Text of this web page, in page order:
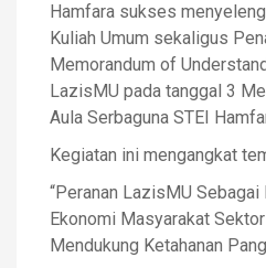
Hamfara sukses
Kuliah Umum sekaligus
Memorandum of
LazisMU pada tanggal 3
Aula Serbaguna STEI
Kegiatan ini mengangkat
“Peranan LazisMU
Ekonomi Masyarakat
Mendukung Ketahanan